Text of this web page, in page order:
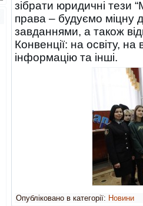
зібрати юридичні тези
права – будуємо міцну
завданнями, а також
Конвенції: на освіту,
інформацію та інші.
Опубліковано в категорії: Новини